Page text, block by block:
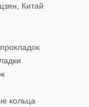
Китай
кольца